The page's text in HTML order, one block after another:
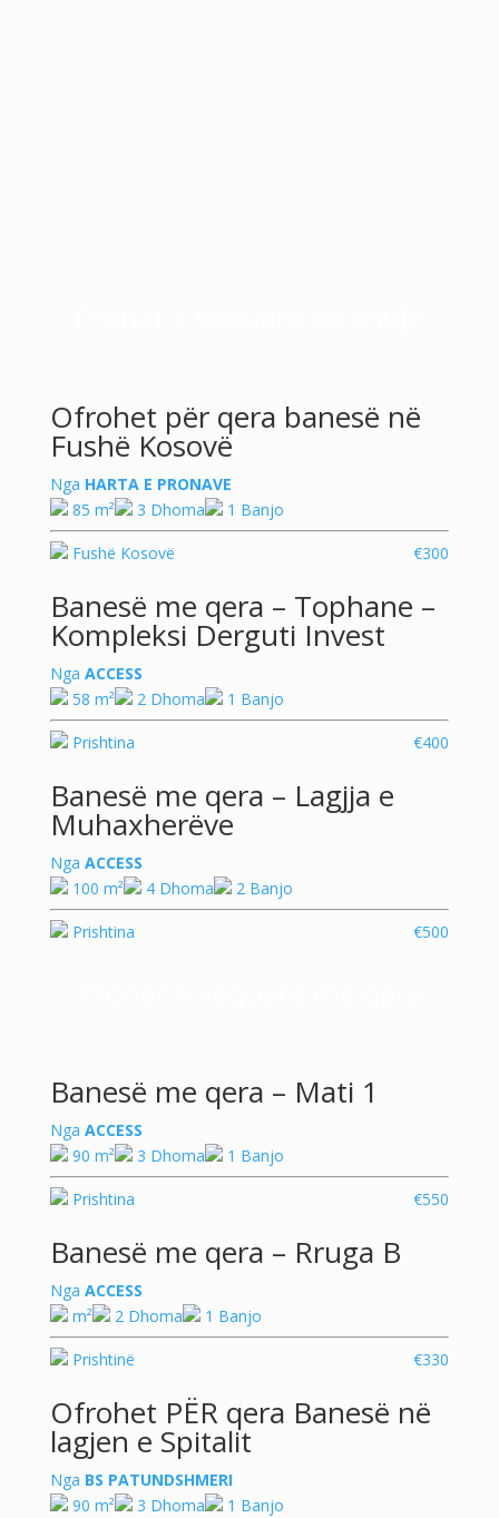
Ofrohet për qera banesë në
Fushë Kosovë
Nga HARTA E PRONAVE
85 m²
3 Dhoma 1 Banjo
Fushë Kosovë €300
Banesë me qera – Tophane –
Kompleksi Derguti Invest
Nga ACCESS
58 m²
2 Dhoma 1 Banjo
Prishtina €400
Banesë me qera – Lagjja e
Muhaxherëve
Nga ACCESS
100 m²
4 Dhoma 2 Banjo
Prishtina €500
Banesë me qera – Mati 1
Nga ACCESS
90 m²
3 Dhoma 1 Banjo
Prishtina €550
Banesë me qera – Rruga B
Nga ACCESS
m²
2 Dhoma 1 Banjo
Prishtinë €330
Ofrohet PËR qera Banesë në
lagjen e Spitalit
Nga BS PATUNDSHMERI
90 m²
3 Dhoma 1 Banjo